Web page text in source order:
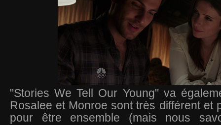
"Stories We Tell Our Young" va
Rosalee et Monroe sont très différent et
pour être ensemble (mais nous